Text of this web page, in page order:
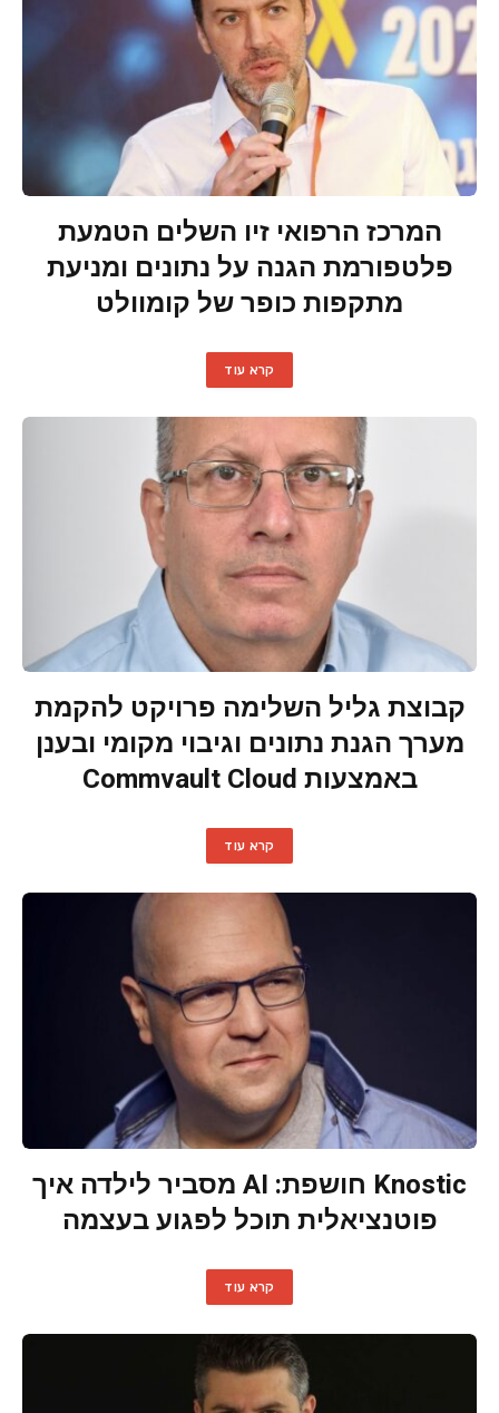
המרכז הרפואי זיו השלים הטמעת
פלטפורמת הגנה על נתונים ומניעת
מתקפות כופר של קומוולט
קרא עוד
קבוצת גליל השלימה פרויקט להקמת
מערך הגנת נתונים וגיבוי מקומי ובענן
באמצעות Commvault Cloud
קרא עוד
Knostic חושפת: AI מסביר לילדה איך
פוטנציאלית תוכל לפגוע בעצמה
קרא עוד